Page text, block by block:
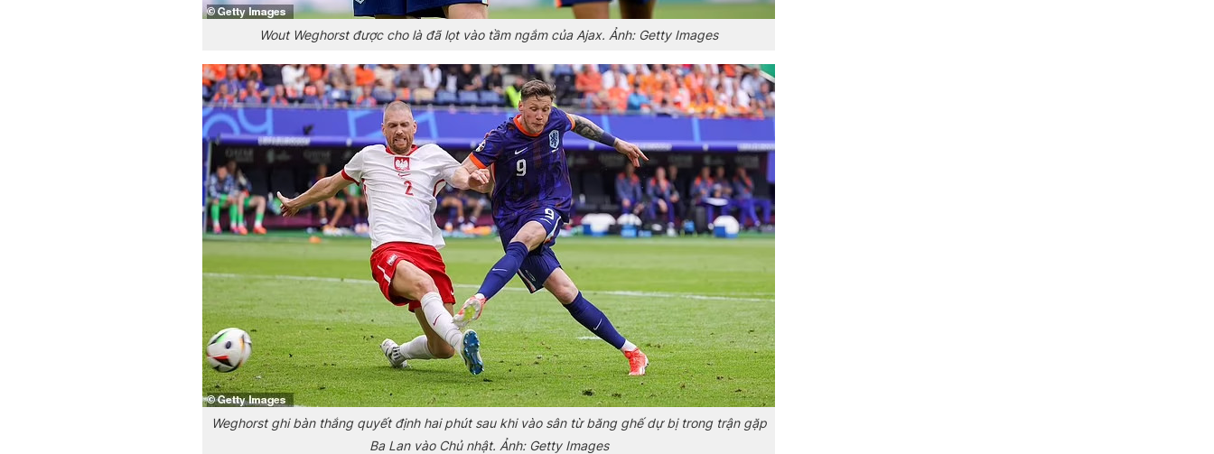
Wout Weghorst được cho là đã lọt vào tầm ngắm của Ajax. Ảnh: Getty Images
Weghorst ghi bàn thắng quyết định hai phút sau khi vào sân từ băng ghế dự bị trong trận gặp
Ba Lan vào Chủ nhật. Ảnh: Getty Images